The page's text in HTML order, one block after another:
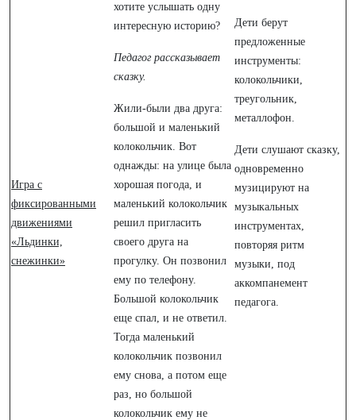
Игра с
фиксированными
движениями
«Льдинки,
снежинки»
хотите услышать одну
интересную историю?
Педагог рассказывает
сказку.
Жили-были два друга:
большой и маленький
колокольчик. Вот
однажды: на улице была
хорошая погода, и
маленький колокольчик
решил пригласить
своего друга на
прогулку. Он позвонил
ему по телефону.
Большой колокольчик
еще спал, и не ответил.
Тогда маленький
колокольчик позвонил
ему снова, а потом еще
раз, но большой
колокольчик ему не
Дети берут
предложенные
инструменты:
колокольчики,
треугольник,
металлофон.
Дети слушают сказку,
одновременно
музицируют на
музыкальных
инструментах,
повторяя ритм
музыки, под
аккомпанемент
педагога.